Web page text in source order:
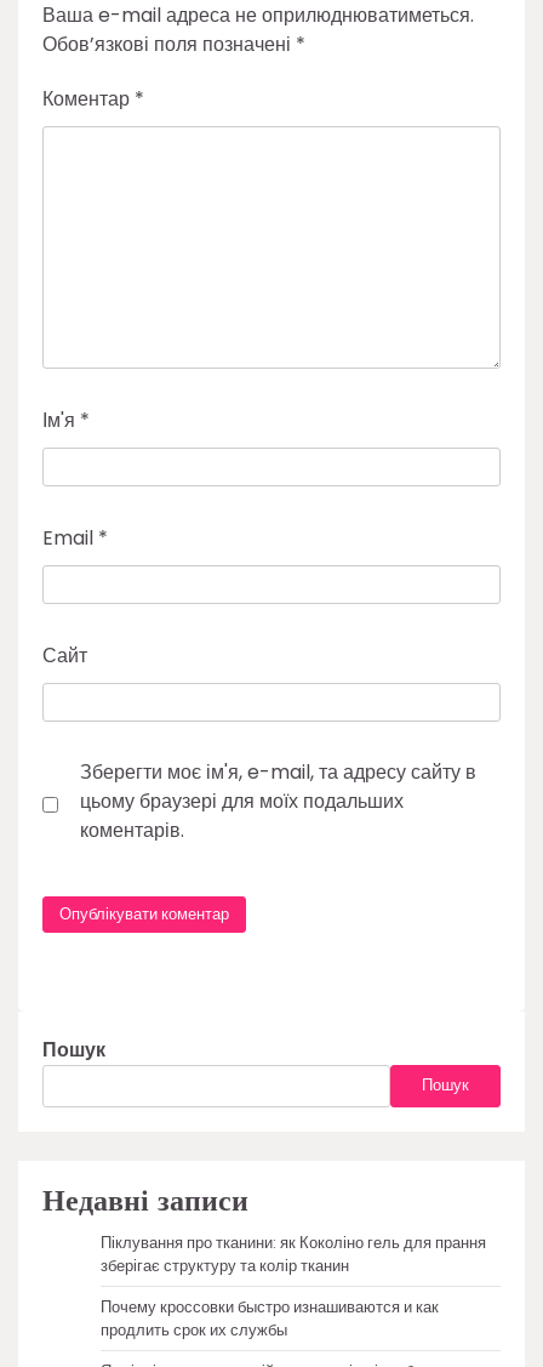
Ваша e-mail адреса не оприлюднюватиметься.
Обов’язкові поля позначені *
Коментар *
Ім'я *
Email *
Сайт
Зберегти моє ім'я, e-mail, та адресу сайту в
цьому браузері для моїх подальших
коментарів.
Пошук
Пошук
Недавні записи
Піклування про тканини: як Коколіно гель для прання
зберігає структуру та колір тканин
Почему кроссовки быстро изнашиваются и как
продлить срок их службы